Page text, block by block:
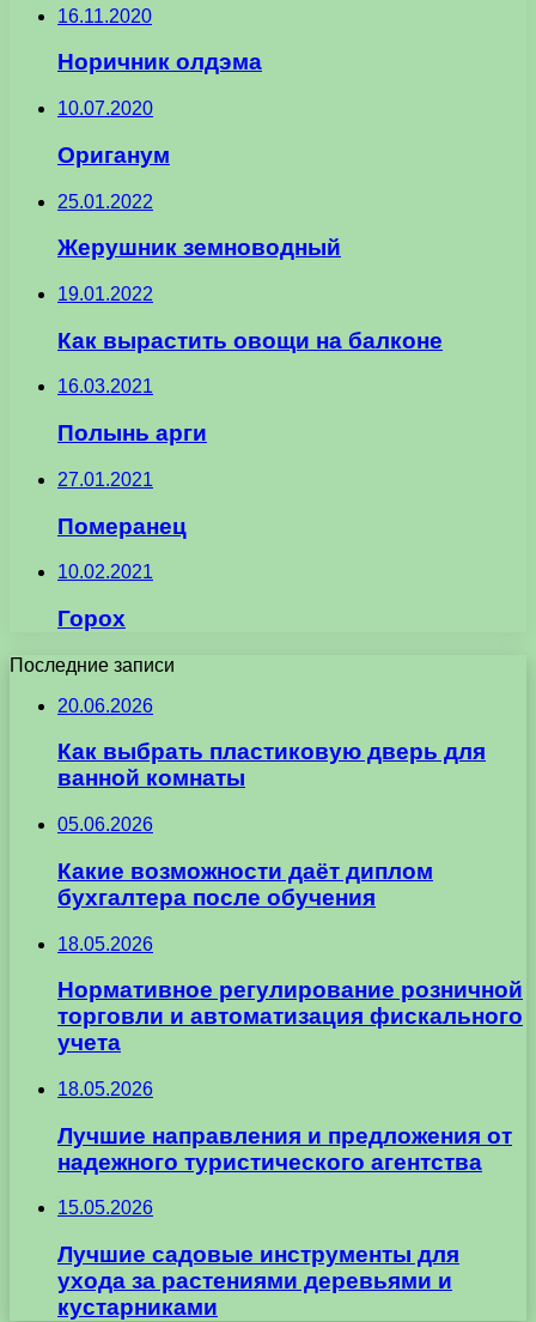
16.11.2020
Норичник олдэма
10.07.2020
Ориганум
25.01.2022
Жерушник земноводный
19.01.2022
Как вырастить овощи на балконе
16.03.2021
Полынь арги
27.01.2021
Померанец
10.02.2021
Горох
Последние записи
20.06.2026
Как выбрать пластиковую дверь для
ванной комнаты
05.06.2026
Какие возможности даёт диплом
бухгалтера после обучения
18.05.2026
Нормативное регулирование розничной
торговли и автоматизация фискального
учета
18.05.2026
Лучшие направления и предложения от
надежного туристического агентства
15.05.2026
Лучшие садовые инструменты для
ухода за растениями деревьями и
кустарниками